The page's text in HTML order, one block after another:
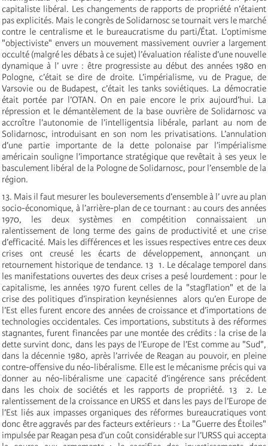
capitaliste libéral. Les changements de rapports de propriété n’étaient
pas explicités. Mais le congrès de Solidarnosc se tournait vers le marché
contre le centralisme et le bureaucratisme du parti/État. L’optimisme
"objectiviste" envers un mouvement massivement ouvrier a largement
occulté (malgré les débats à ce sujet) l’évaluation réaliste d’une nouvelle
dynamique à l’ uvre : être progressiste au début des années 1980 en
Pologne, c’était se dire de droite. L’impérialisme, vu de Prague, de
Varsovie ou de Budapest, c’était les tanks soviétiques. La démocratie
était portée par l’OTAN. On en paie encore le prix aujourd’hui. La
répression et le démantèlement de la base ouvrière de Solidarnosc va
accroître l’autonomie de l’intelligentsia libérale, parlant au nom de
Solidarnosc, introduisant en son nom les privatisations. L’annulation
d’une partie importante de la dette polonaise par l’impérialisme
américain souligne l’importance stratégique que revêtait à ses yeux le
basculement libéral de la Pologne de Solidarnosc, pour l’ensemble de la
région.
13. Mais il faut mesurer les bouleversements d’ensemble à l’ uvre au plan
socio-économique, à l’arrière-plan de ce tournant : au cours des années
1970, les deux systèmes en compétition connaissaient un
ralentissement de long terme des gains de productivité et une crise
d’efficacité. Mais les différences et les issues respectives entre ces deux
crises ont creusé les écarts de développement, annonçant un
retournement historique de tendance. 13 ­ 1. Le décalage temporel dans
les manifestations ouvertes des deux crises a pesé lourdement : pour le
capitalisme, les années 1970 furent celles de la "stagflation" et de la
crise des politiques d’inspiration keynésiennes ­ alors qu’en Europe de
l’Est elles furent encore des années de croissance et d’importations de
technologies occidentales. Ces importations, substituts à des réformes
stagnantes, furent financées par une montée des crédits : la crise de la
dette survint donc, dans les pays de l’Europe de l’Est comme au "Sud",
dans la décennie 1980, après l’arrivée de Reagan au pouvoir, en pleine
contre-offensive du néo-libéralisme. Elle est le mécanisme précis qui va
donner au néo-libéralisme une capacité d’ingérence sans précédent
dans les choix de sociétés et les rapports de propriété. 13 ­ 2. Le
ralentissement de la croissance en URSS et dans les pays de l’Europe de
l’Est liés aux impasses organiques des réformes bureaucratiques vont
donc être aggravés par des facteurs extérieurs : · La "Guerre des Étoiles"
impulsée par Reagan pesa d’un coût considérable sur l’URSS qui accepta